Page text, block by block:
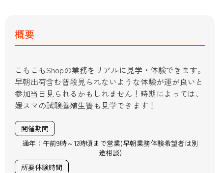
概要
こもこもShopの業務をリアルに見学・体験できます。
早朝出荷含む普段見られないような体験が運が良いと
参加当日見られるかもしれません！時期によっては、
媛スマの試験養殖生簀も見学できます！
開催期間
通年：午前9時～12時頃まで営業(早朝業務体験希望者は別
途相談)
所要体験時間